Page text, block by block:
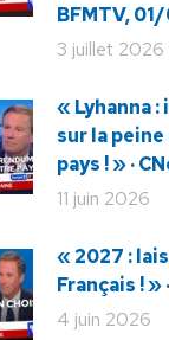
BFMTV,
3 juillet 2026
« Lyhanna
sur la
pays ! » ·
11 juin 2026
« 2027 :
Français !
4 juin 2026